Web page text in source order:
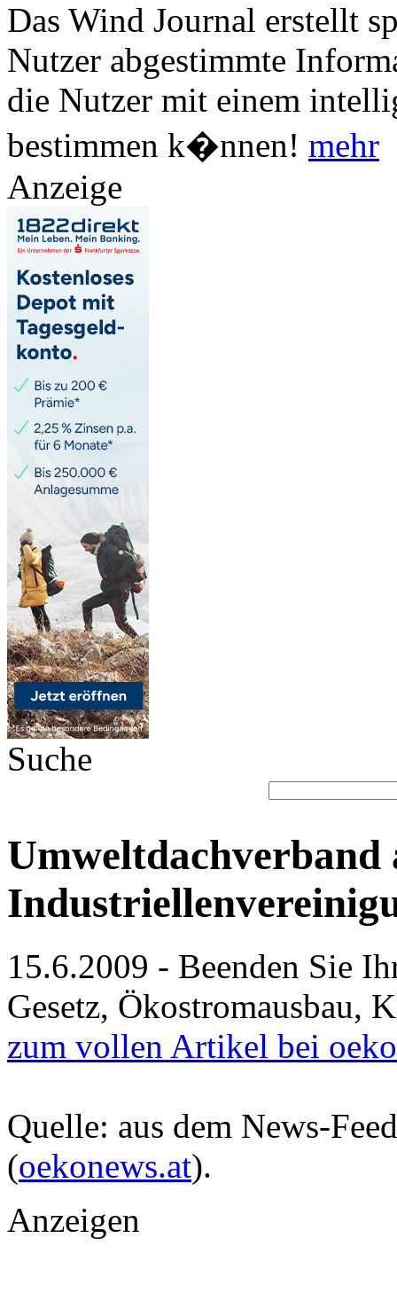
Das Wind Journal erstellt
Nutzer abgestimmte
die Nutzer mit einem
bestimmen k�nnen! mehr
Anzeige
Suche
Umweltdachverband
15.6.2009 - Beenden Sie
Gesetz, Ökostromausbau,
zum vollen Artikel bei
Quelle: aus dem News-
(oekonews.at).
Anzeigen